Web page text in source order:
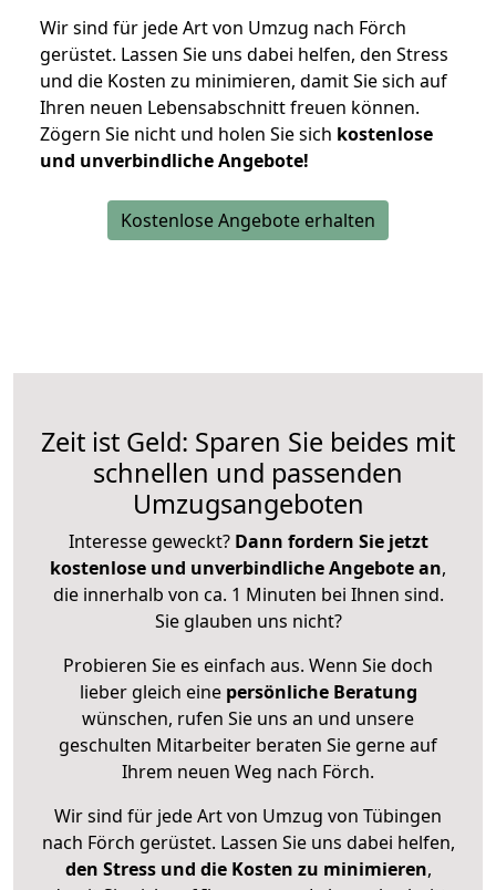
Wir sind für jede Art von Umzug nach Förch
gerüstet. Lassen Sie uns dabei helfen, den Stress
und die Kosten zu minimieren, damit Sie sich auf
Ihren neuen Lebensabschnitt freuen können.
Zögern Sie nicht und holen Sie sich kostenlose
und unverbindliche Angebote!
Kostenlose Angebote erhalten
Zeit ist Geld: Sparen Sie beides mit
schnellen und passenden
Umzugsangeboten
Interesse geweckt? Dann fordern Sie jetzt
kostenlose und unverbindliche Angebote an,
die innerhalb von ca. 1 Minuten bei Ihnen sind.
Sie glauben uns nicht?
Probieren Sie es einfach aus. Wenn Sie doch
lieber gleich eine persönliche Beratung
wünschen, rufen Sie uns an und unsere
geschulten Mitarbeiter beraten Sie gerne auf
Ihrem neuen Weg nach Förch.
Wir sind für jede Art von Umzug von Tübingen
nach Förch gerüstet. Lassen Sie uns dabei helfen,
den Stress und die Kosten zu minimieren,